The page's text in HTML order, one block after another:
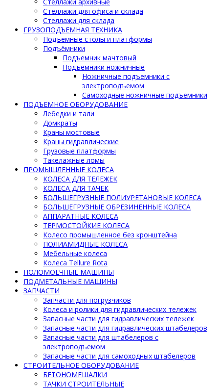
Стеллажи для офиса и склада
Стеллажи для склада
ГРУЗОПОДЪЕМНАЯ ТЕХНИКА
Подъемные столы и платформы
Подъёмники
Подъемник мачтовый
Подъемники ножничные
Ножничные подъемники с
электроподъемом
Самоходные ножничные подъемники
ПОДЪЕМНОЕ ОБОРУДОВАНИЕ
Лебедки и тали
Домкраты
Краны мостовые
Краны гидравлические
Грузовые платформы
Такелажные ломы
ПРОМЫШЛЕННЫЕ КОЛЕСА
КОЛЕСА ДЛЯ ТЕЛЕЖЕК
КОЛЕСА ДЛЯ ТАЧЕК
БОЛЬШЕГРУЗНЫЕ ПОЛИУРЕТАНОВЫЕ КОЛЕСА
БОЛЬШЕГРУЗНЫЕ ОБРЕЗИНЕННЫЕ КОЛЕСА
АППАРАТНЫЕ КОЛЕСА
ТЕРМОСТОЙКИЕ КОЛЕСА
Колесо промышленное без кронштейна
ПОЛИАМИДНЫЕ КОЛЕСА
Мебельные колеса
Колеса Tellure Rota
ПОЛОМОЕЧНЫЕ МАШИНЫ
ПОДМЕТАЛЬНЫЕ МАШИНЫ
ЗАПЧАСТИ
Запчасти для погрузчиков
Колеса и ролики для гидравлических тележек
Запасные части для гидравлических тележек
Запасные части для гидравлических штабелеров
Запасные части для штабелеров с
электроподъемом
Запасные части для самоходных штабелеров
СТРОИТЕЛЬНОЕ ОБОРУДОВАНИЕ
БЕТОНОМЕШАЛКИ
ТАЧКИ СТРОИТЕЛЬНЫЕ